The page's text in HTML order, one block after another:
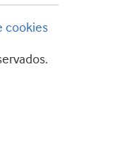
cookies